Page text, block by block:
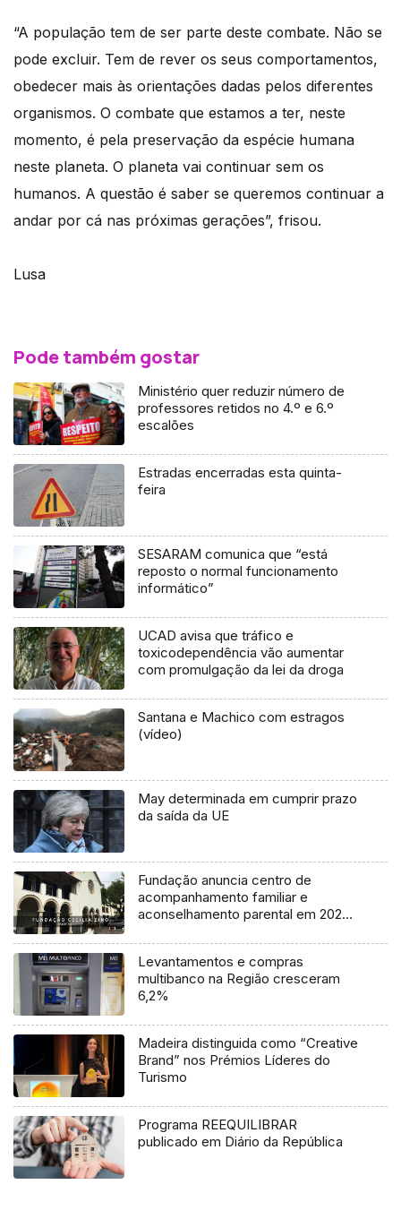
“A população tem de ser parte deste combate. Não se
pode excluir. Tem de rever os seus comportamentos,
obedecer mais às orientações dadas pelos diferentes
organismos. O combate que estamos a ter, neste
momento, é pela preservação da espécie humana
neste planeta. O planeta vai continuar sem os
humanos. A questão é saber se queremos continuar a
andar por cá nas próximas gerações”, frisou.
Lusa
Pode também gostar
Ministério quer reduzir número de
professores retidos no 4.º e 6.º
escalões
Estradas encerradas esta quinta-
feira
SESARAM comunica que “está
reposto o normal funcionamento
informático”
UCAD avisa que tráfico e
toxicodependência vão aumentar
com promulgação da lei da droga
Santana e Machico com estragos
(vídeo)
May determinada em cumprir prazo
da saída da UE
Fundação anuncia centro de
acompanhamento familiar e
aconselhamento parental em 2024
Levantamentos e compras
multibanco na Região cresceram
6,2%
Madeira distinguida como “Creative
Brand” nos Prémios Líderes do
Turismo
Programa REEQUILIBRAR
publicado em Diário da República